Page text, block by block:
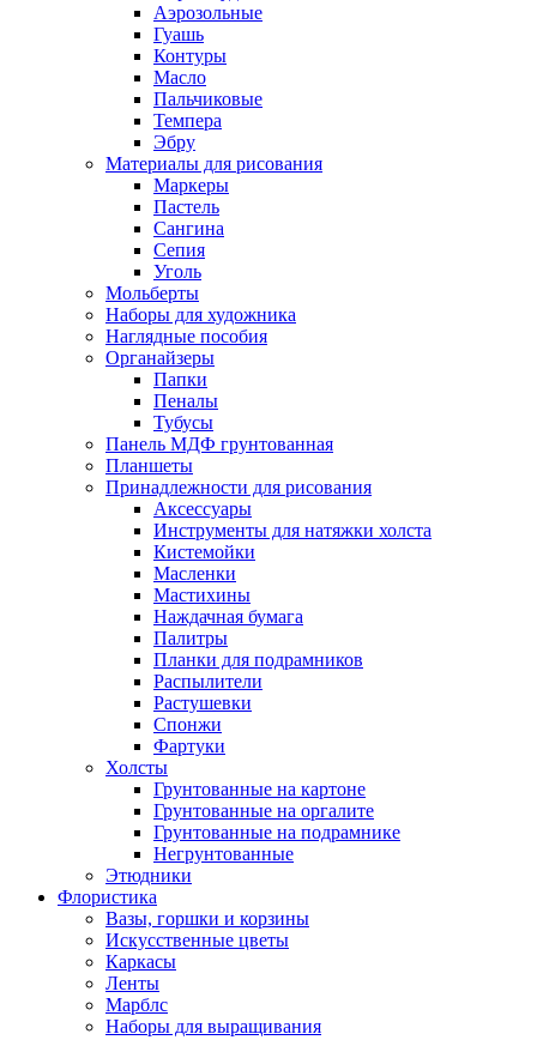
Аэрозольные
Гуашь
Контуры
Масло
Пальчиковые
Темпера
Эбру
Материалы для рисования
Маркеры
Пастель
Сангина
Сепия
Уголь
Мольберты
Наборы для художника
Наглядные пособия
Органайзеры
Папки
Пеналы
Тубусы
Панель МДФ грунтованная
Планшеты
Принадлежности для рисования
Аксессуары
Инструменты для натяжки холста
Кистемойки
Масленки
Мастихины
Наждачная бумага
Палитры
Планки для подрамников
Распылители
Растушевки
Спонжи
Фартуки
Холсты
Грунтованные на картоне
Грунтованные на оргалите
Грунтованные на подрамнике
Негрунтованные
Этюдники
Флористика
Вазы, горшки и корзины
Искусственные цветы
Каркасы
Ленты
Марблс
Наборы для выращивания